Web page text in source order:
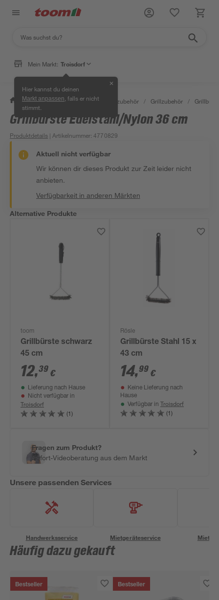
Mein Markt: Troisdorf
Hier kannst du deinen
Markt anpassen , falls er nicht
stimmt.
✕
/ Garten & Freizeit / Grills & Grillzubehör / Grillzubehör /
Grillbürste Edelstahl/Nylon 36 cm
Produktdetails | Artikelnummer:4770829
Aktuell nicht verfügbar
Wir können dir dieses Produkt zur Zeit leider nicht
anbieten.
Verfügbarkeit in anderen Märkten
Alternative Produkte
toom
Grillbürste schwarz
45 cm
12,39 €
Lieferung nach Hause
Nicht verfügbar in
Troisdorf
(1)
Rösle
Grillbürste Stahl 15 x
43 cm
14,99 €
Keine Lieferung nach
Hause
Verfügbar in Troisdorf
(1)
Fragen zum Produkt?
Sofort-Videoberatung aus dem Markt
Unsere passenden Services
Handwerksservice Mietgeräteservice
Häufig dazu gekauft
Bestseller Bestseller